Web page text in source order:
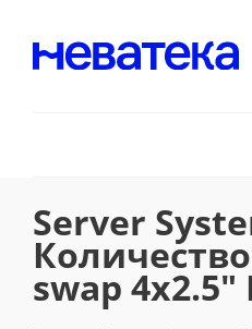
Server
swap 4x2.5"